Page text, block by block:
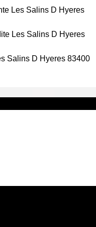
Les Salins D Hyeres
Les Salins D Hyeres
Salins D Hyeres 83400